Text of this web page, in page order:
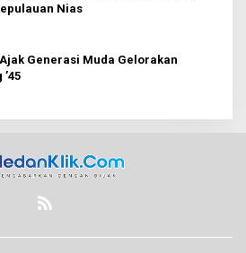
Nias
Generasi Muda Gelorakan